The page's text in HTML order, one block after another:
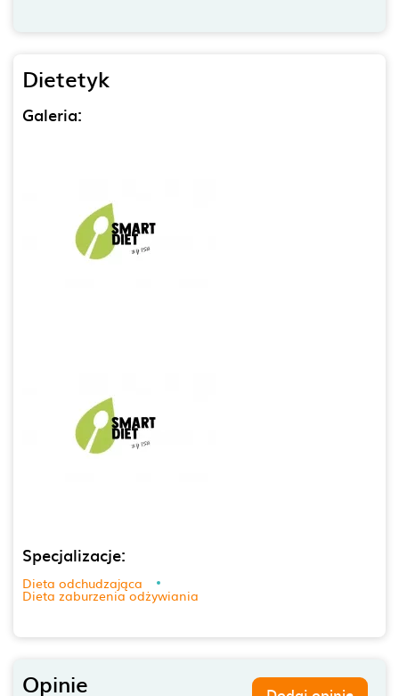
Dietetyk
Galeria:
Specjalizacje:
Dieta odchudzająca
Dieta zaburzenia odżywiania
Opinie